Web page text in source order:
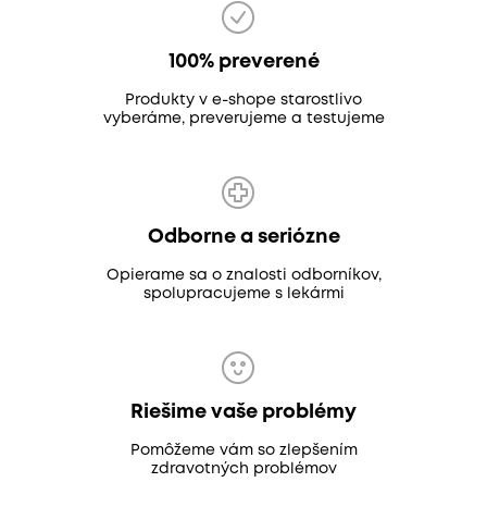
100% preverené
Produkty v e-shope starostlivo
vyberáme, preverujeme a testujeme
Odborne a seriózne
Opierame sa o znalosti odborníkov,
spolupracujeme s lekármi
Riešime vaše problémy
Pomôžeme vám so zlepšením
zdravotných problémov